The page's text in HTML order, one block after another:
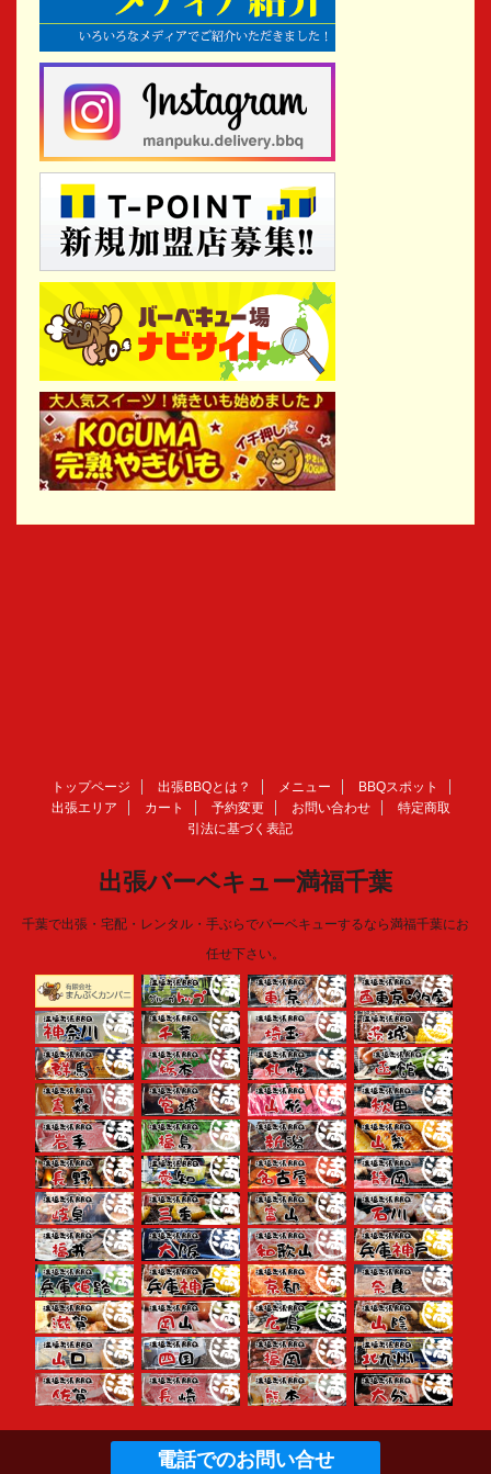
トップページ 出張BBQとは？ メニュー
BBQスポット
出張エリア
カート 予約変更 お問い合わせ
特定商取
引法に基づく表記
出張バーベキュー満福千葉
千葉で出張・宅配・レンタル・手ぶらでバーベキューするなら満福千葉にお
任せ下さい。
電話でのお問い合せ